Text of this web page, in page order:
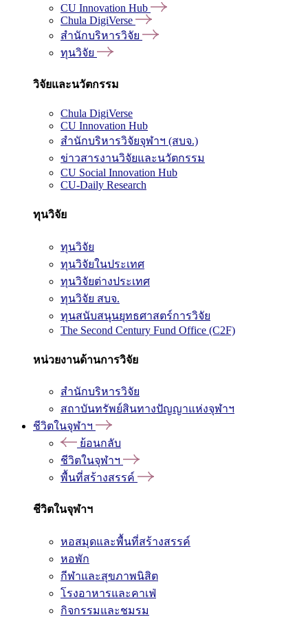
CU Innovation Hub
Chula DigiVerse
สำนักบริหารวิจัย
ทุนวิจัย
วิจัยและนวัตกรรม
Chula DigiVerse
CU Innovation Hub
สำนักบริหารวิจัยจุฬาฯ (สบจ.)
ข่าวสารงานวิจัยและนวัตกรรม
CU Social Innovation Hub
CU-Daily Research
ทุนวิจัย
ทุนวิจัย
ทุนวิจัยในประเทศ
ทุนวิจัยต่างประเทศ
ทุนวิจัย สบจ.
ทุนสนับสนุนยุทธศาสตร์การวิจัย
The Second Century Fund Office (C2F)
หน่วยงานด้านการวิจัย
สำนักบริหารวิจัย
สถาบันทรัพย์สินทางปัญญาแห่งจุฬาฯ
ชีวิตในจุฬาฯ
ย้อนกลับ
ชีวิตในจุฬาฯ
พื้นที่สร้างสรรค์
ชีวิตในจุฬาฯ
หอสมุดและพื้นที่สร้างสรรค์
หอพัก
กีฬาและสุขภาพนิสิต
โรงอาหารและคาเฟ่
กิจกรรมและชมรม